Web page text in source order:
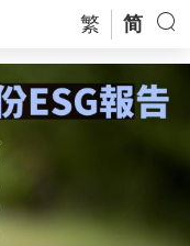
繁 简